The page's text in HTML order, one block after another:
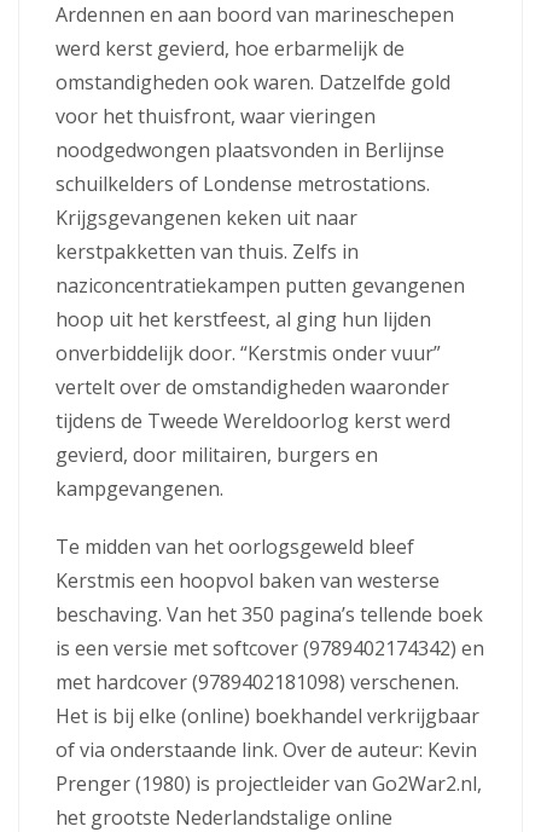
Ardennen en aan boord van marineschepen
werd kerst gevierd, hoe erbarmelijk de
omstandigheden ook waren. Datzelfde gold
voor het thuisfront, waar vieringen
noodgedwongen plaatsvonden in Berlijnse
schuilkelders of Londense metrostations.
Krijgsgevangenen keken uit naar
kerstpakketten van thuis. Zelfs in
naziconcentratiekampen putten gevangenen
hoop uit het kerstfeest, al ging hun lijden
onverbiddelijk door. “Kerstmis onder vuur”
vertelt over de omstandigheden waaronder
tijdens de Tweede Wereldoorlog kerst werd
gevierd, door militairen, burgers en
kampgevangenen.
Te midden van het oorlogsgeweld bleef
Kerstmis een hoopvol baken van westerse
beschaving. Van het 350 pagina’s tellende boek
is een versie met softcover (9789402174342) en
met hardcover (9789402181098) verschenen.
Het is bij elke (online) boekhandel verkrijgbaar
of via onderstaande link. Over de auteur: Kevin
Prenger (1980) is projectleider van Go2War2.nl,
het grootste Nederlandstalige online